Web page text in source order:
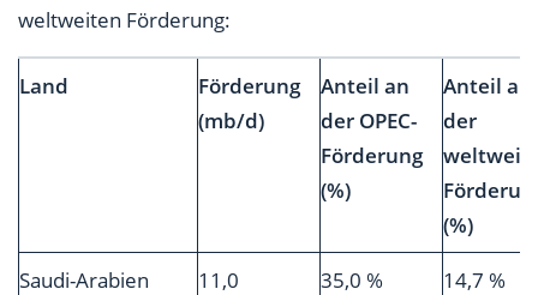
weltweiten Förderung:
Land
Förderung
(mb/d)
Anteil an
der OPEC-
Förderung
(%)
Anteil an
der
(%)
Saudi-Arabien
11,0 35,0 %
14,7 %